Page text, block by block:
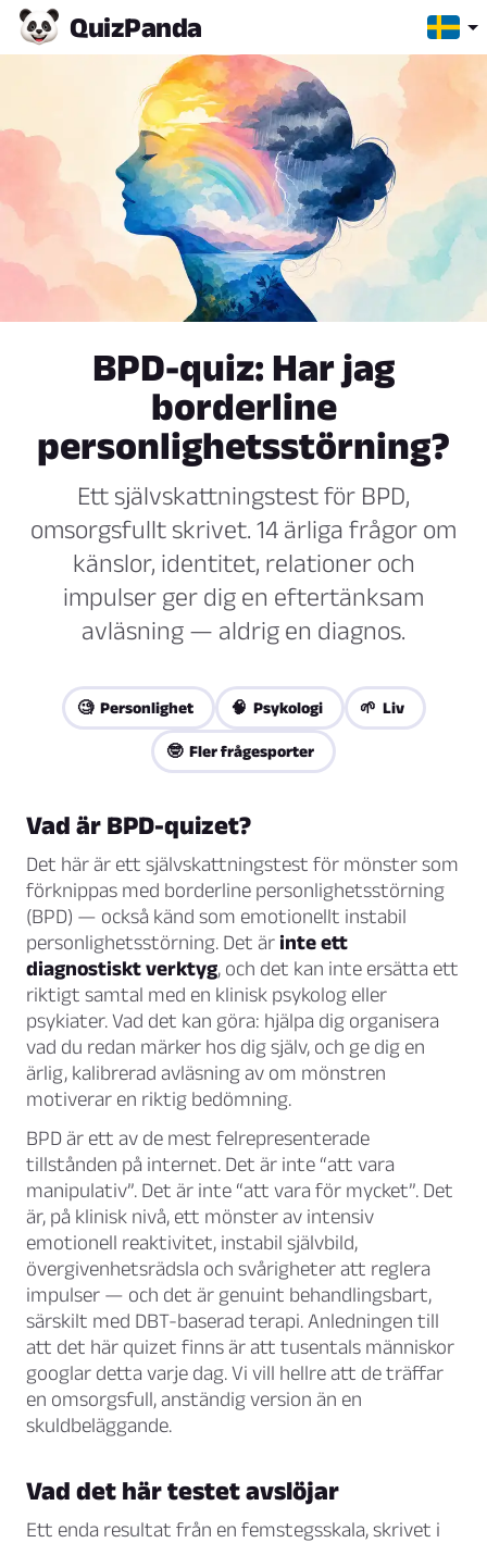
QuizPanda
BPD-quiz: Har jag
borderline
personlighetsstörning?
Ett självskattningstest för BPD,
omsorgsfullt skrivet. 14 ärliga frågor om
känslor, identitet, relationer och
impulser ger dig en eftertänksam
avläsning — aldrig en diagnos.
🧐 Personlighet 🧠 Psykologi 🌱 Liv
🤓 Fler frågesporter
Vad är BPD-quizet?
Det här är ett självskattningstest för mönster som
förknippas med borderline personlighetsstörning
(BPD) — också känd som emotionellt instabil
personlighetsstörning. Det är inte ett
diagnostiskt verktyg, och det kan inte ersätta ett
riktigt samtal med en klinisk psykolog eller
psykiater. Vad det kan göra: hjälpa dig organisera
vad du redan märker hos dig själv, och ge dig en
ärlig, kalibrerad avläsning av om mönstren
motiverar en riktig bedömning.
BPD är ett av de mest felrepresenterade
tillstånden på internet. Det är inte “att vara
manipulativ”. Det är inte “att vara för mycket”. Det
är, på klinisk nivå, ett mönster av intensiv
emotionell reaktivitet, instabil självbild,
övergivenhetsrädsla och svårigheter att reglera
impulser — och det är genuint behandlingsbart,
särskilt med DBT-baserad terapi. Anledningen till
att det här quizet finns är att tusentals människor
googlar detta varje dag. Vi vill hellre att de träffar
en omsorgsfull, anständig version än en
skuldbeläggande.
Vad det här testet avslöjar
Ett enda resultat från en femstegsskala, skrivet i